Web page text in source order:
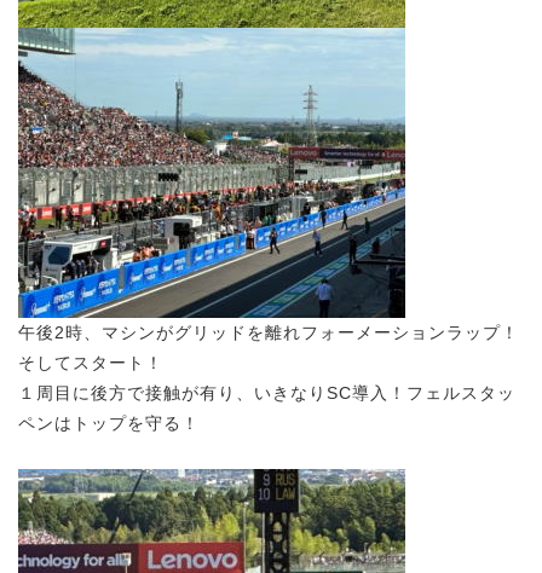
午後2時、マシンがグリッドを離れフォーメーションラップ！
そしてスタート！
１周目に後方で接触が有り、いきなりSC導入！フェルスタッ
ペンはトップを守る！